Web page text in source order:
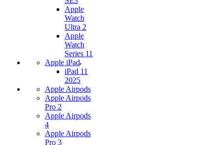
Apple
Watch
Ultra 2
Apple
Watch
Series 11
Apple iPad
iPad 11
2025
Apple Airpods
Apple Airpods
Pro 2
Apple Airpods
4
Apple Airpods
Pro 3